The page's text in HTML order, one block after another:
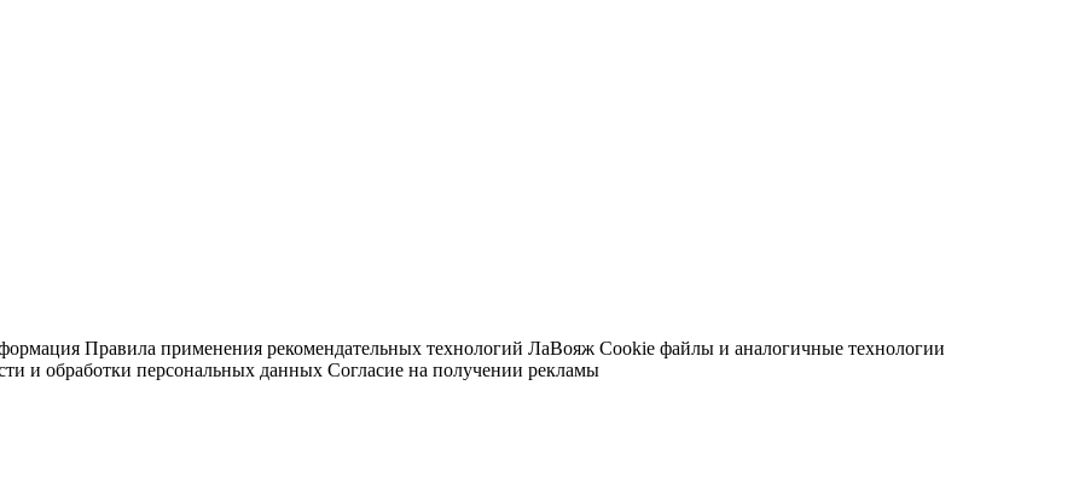
Правила применения рекомендательных технологий ЛаВояж Cookie файлы и аналогичные технологии
и обработки персональных данных Согласие на получении рекламы